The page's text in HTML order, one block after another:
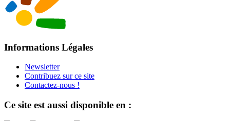
Informations Légales
Newsletter
Contribuez sur ce site
Contactez-nous !
Ce site est aussi disponible en :